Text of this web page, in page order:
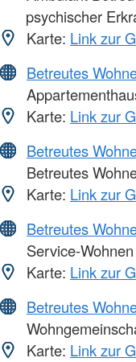
psychischer
Karte: Link zur
Betreutes
Karte: Link zur
Betreutes
Betreutes
Karte: Link zur
Betreutes
Service-
Karte: Link zur
Betreutes
Karte: Link zur